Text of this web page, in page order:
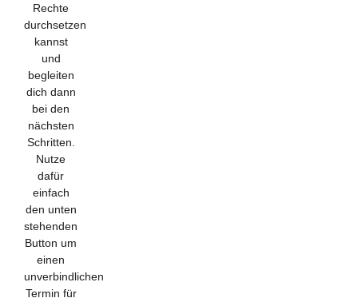
Rechte
durchsetzen
kannst
und
begleiten
dich dann
bei den
nächsten
Schritten.
Nutze
dafür
einfach
den unten
stehenden
Button um
einen
unverbindlichen
Termin für